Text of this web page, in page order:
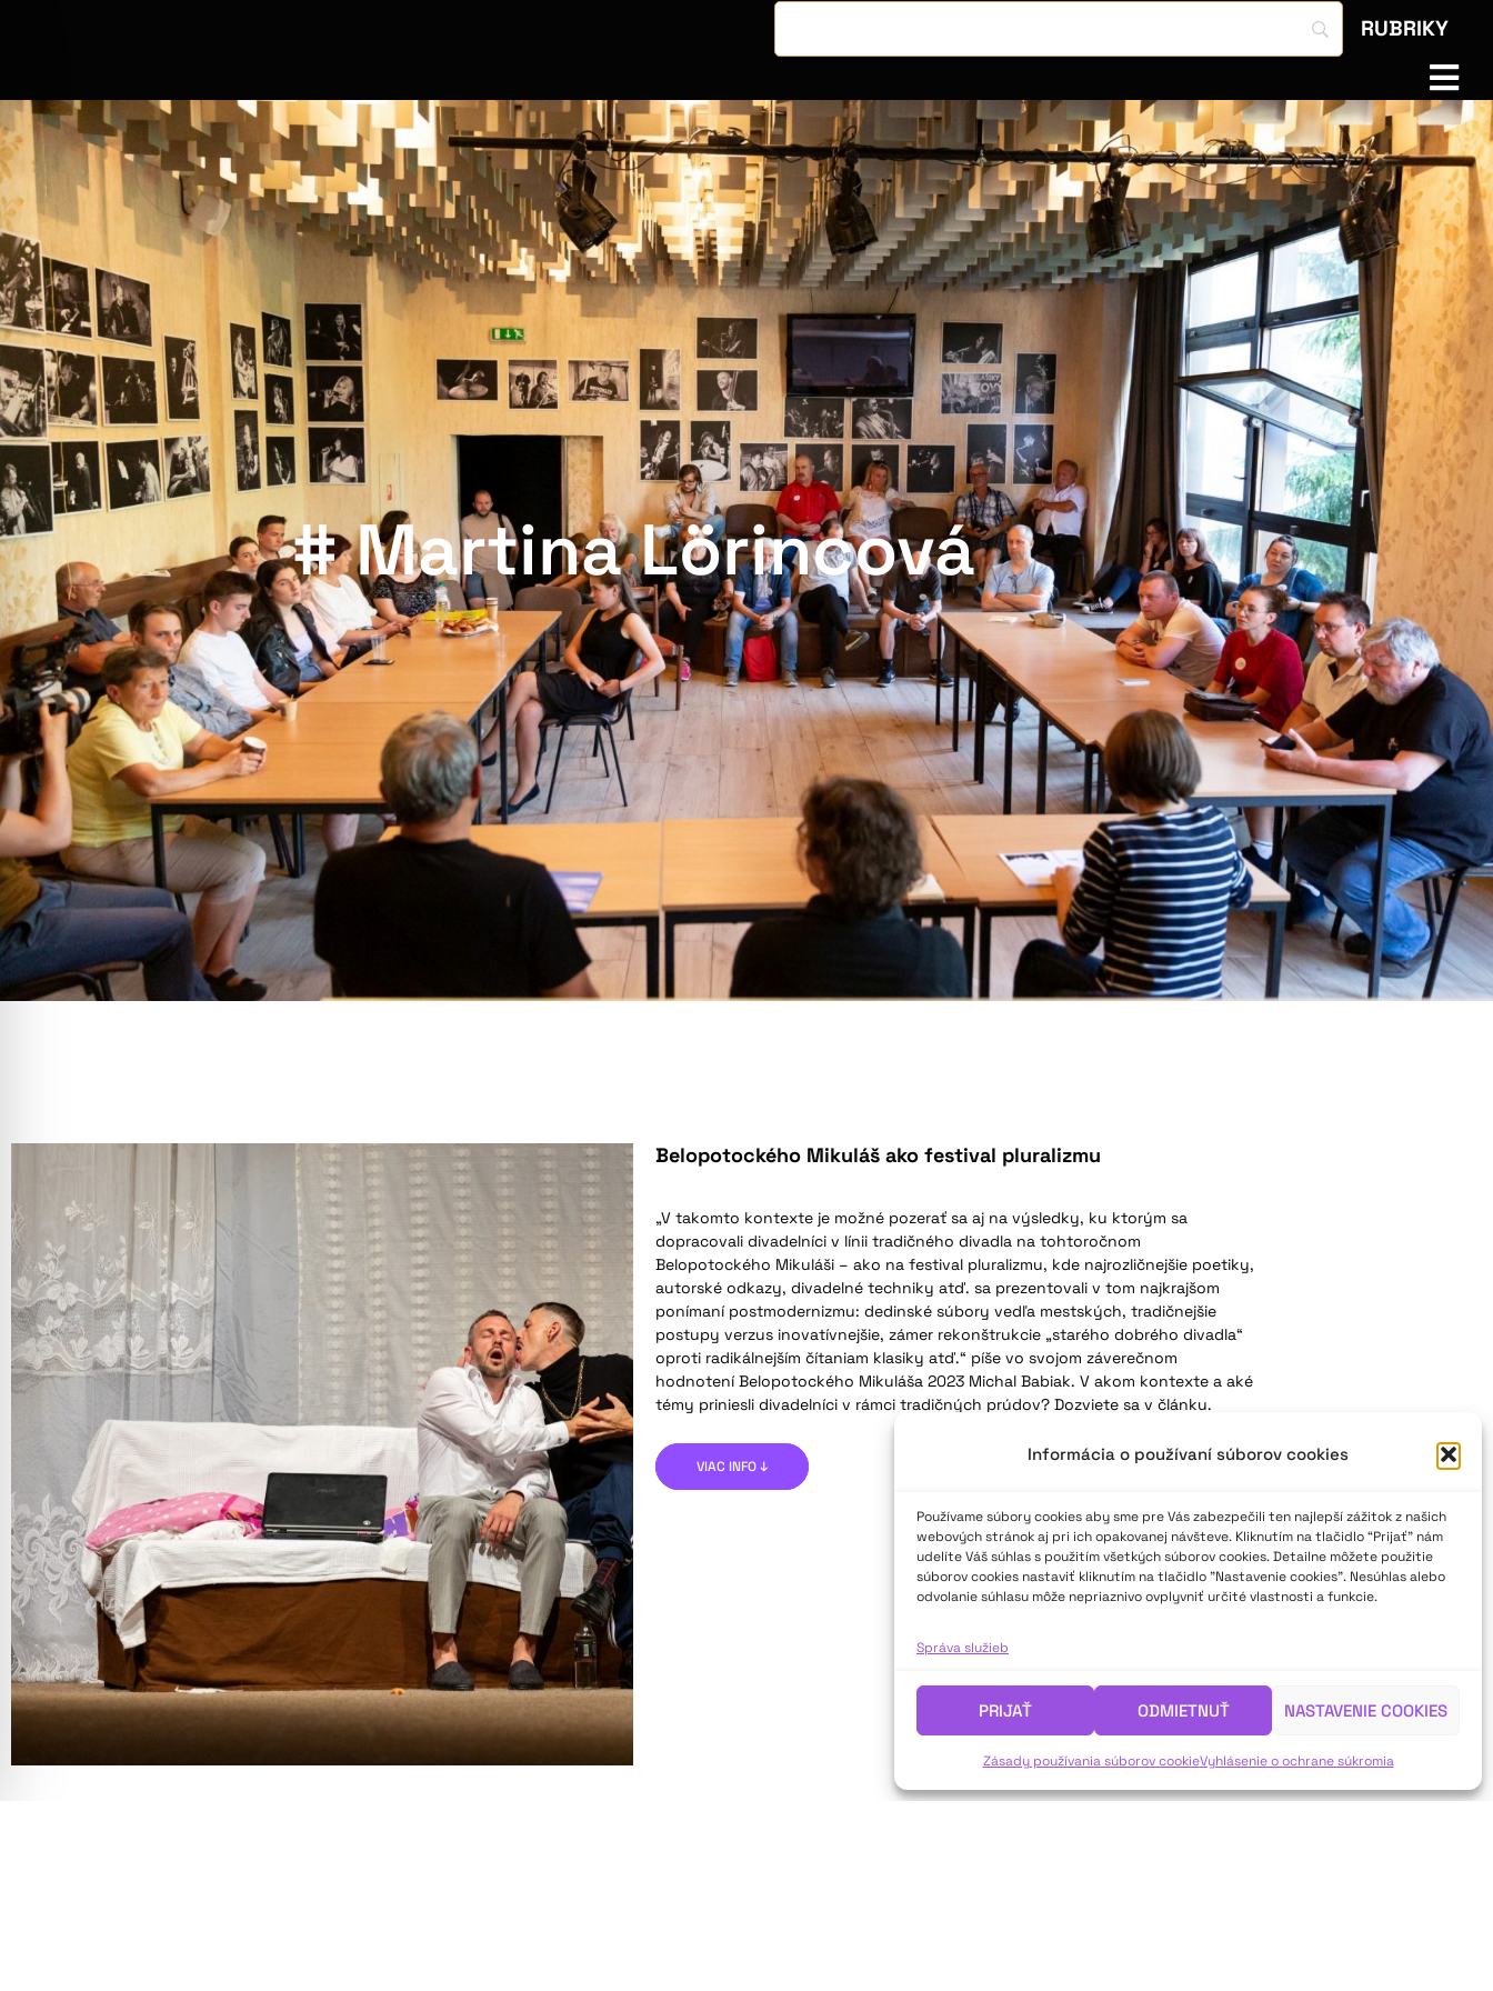
Informácia o používaní súborov cookies
Používame súbory cookies aby sme pre Vás zabezpečili ten najlepší zážitok z našich
webových stránok aj pri ich opakovanej návšteve. Kliknutím na tlačidlo “Prijať” nám
udelíte Váš súhlas s použitím všetkých súborov cookies. Detailne môžete použitie
súborov cookies nastaviť kliknutím na tlačidlo "Nastavenie cookies". Nesúhlas alebo
odvolanie súhlasu môže nepriaznivo ovplyvniť určité vlastnosti a funkcie.
Správa služieb
PRIJAŤ ODMIETNUŤ NASTAVENIE COOKIES
Zásady používania súborov cookieVyhlásenie o ochrane súkromia
RUBRIKY
# Martina Lörincová
Belopotockého Mikuláš ako festival pluralizmu
„V takomto kontexte je možné pozerať sa aj na výsledky, ku ktorým sa
dopracovali divadelníci v línii tradičného divadla na tohtoročnom
Belopotockého Mikuláši – ako na festival pluralizmu, kde najrozličnejšie poetiky,
autorské odkazy, divadelné techniky atď. sa prezentovali v tom najkrajšom
ponímaní postmodernizmu: dedinské súbory vedľa mestských, tradičnejšie
postupy verzus inovatívnejšie, zámer rekonštrukcie „starého dobrého divadla“
oproti radikálnejším čítaniam klasiky atď.“ píše vo svojom záverečnom
hodnotení Belopotockého Mikuláša 2023 Michal Babiak. V akom kontexte a aké
témy priniesli divadelníci v rámci tradičných prúdov? Dozviete sa v článku.
VIAC INFO ↓